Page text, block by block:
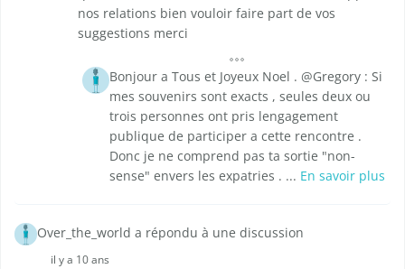
nos relations bien vouloir faire part de vos
suggestions merci
Bonjour a Tous et Joyeux Noel . @Gregory : Si
mes souvenirs sont exacts , seules deux ou
trois personnes ont pris lengagement
publique de participer a cette rencontre .
Donc je ne comprend pas ta sortie "non-
sense" envers les expatries . ... En savoir plus
Over_the_world a répondu à une discussion
il y a 10 ans